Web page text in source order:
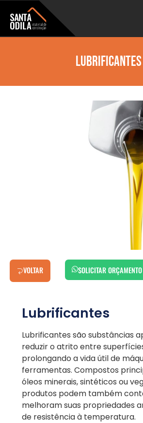
Lubrificantes
VOLTAR SOLICITAR ORÇAMENTO
Lubrificantes
Lubrificantes são substâncias
reduzir o atrito entre
prolongando a vida útil de
ferramentas. Compostos
óleos minerais, sintéticos ou
produtos podem também
melhoram suas propriedades
de resistência à temperatura.